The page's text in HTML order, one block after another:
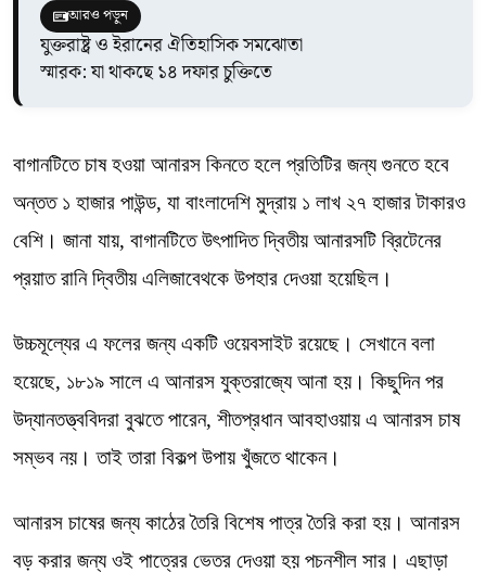
আরও পড়ুন
যুক্তরাষ্ট্র ও ইরানের ঐতিহাসিক সমঝোতা
স্মারক: যা থাকছে ১৪ দফার চুক্তিতে
বাগানটিতে চাষ হওয়া আনারস কিনতে হলে প্রতিটির জন্য গুনতে হবে
অন্তত ১ হাজার পাউন্ড, যা বাংলাদেশি মুদ্রায় ১ লাখ ২৭ হাজার টাকারও
বেশি। জানা যায়, বাগানটিতে উৎপাদিত দ্বিতীয় আনারসটি ব্রিটেনের
প্রয়াত রানি দ্বিতীয় এলিজাবেথকে উপহার দেওয়া হয়েছিল।
উচ্চমূল্যের এ ফলের জন্য একটি ওয়েবসাইট রয়েছে। সেখানে বলা
হয়েছে, ১৮১৯ সালে এ আনারস যুক্তরাজ্যে আনা হয়। কিছুদিন পর
উদ্যানতত্ত্ববিদরা বুঝতে পারেন, শীতপ্রধান আবহাওয়ায় এ আনারস চাষ
সম্ভব নয়। তাই তারা বিকল্প উপায় খুঁজতে থাকেন।
আনারস চাষের জন্য কাঠের তৈরি বিশেষ পাত্র তৈরি করা হয়। আনারস
বড় করার জন্য ওই পাত্রের ভেতর দেওয়া হয় পচনশীল সার। এছাড়া